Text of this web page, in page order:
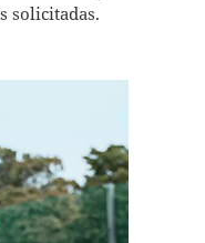
solicitadas.